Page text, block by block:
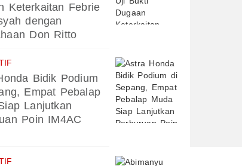
Keterkaitan Febrie
dengan
Don Ritto
Bidik Podium
Empat Pebalap
Lanjutkan
Poin IM4AC